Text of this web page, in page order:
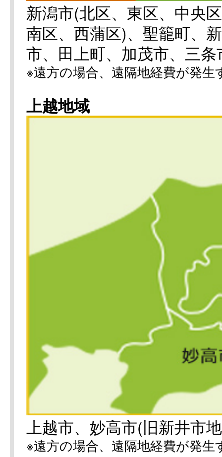
新潟市(北区、東区、中央
南区、西蒲区)、聖籠町、
市、田上町、加茂市、三
※遠方の場合、遠隔地経費が発
上越地域
上越市、妙高市(旧新井市
※遠方の場合、遠隔地経費が発